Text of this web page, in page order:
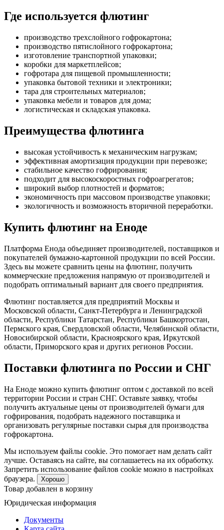
Где используется флютинг
производство трехслойного гофрокартона;
производство пятислойного гофрокартона;
изготовление транспортной упаковки;
коробки для маркетплейсов;
гофротара для пищевой промышленности;
упаковка бытовой техники и электроники;
тара для строительных материалов;
упаковка мебели и товаров для дома;
логистическая и складская упаковка.
Преимущества флютинга
высокая устойчивость к механическим нагрузкам;
эффективная амортизация продукции при перевозке;
стабильное качество гофрирования;
подходит для высокоскоростных гофроагрегатов;
широкий выбор плотностей и форматов;
экономичность при массовом производстве упаковки;
экологичность и возможность вторичной переработки.
Купить флютинг на Еноде
Платформа Енода объединяет производителей, поставщиков и
покупателей бумажно-картонной продукции по всей России.
Здесь вы можете сравнить цены на флютинг, получить
коммерческие предложения напрямую от производителей и
подобрать оптимальный вариант для своего предприятия.
Флютинг поставляется для предприятий Москвы и
Московской области, Санкт-Петербурга и Ленинградской
области, Республики Татарстан, Республики Башкортостан,
Пермского края, Свердловской области, Челябинской области,
Новосибирской области, Красноярского края, Иркутской
области, Приморского края и других регионов России.
Поставки флютинга по России и СНГ
На Еноде можно купить флютинг оптом с доставкой по всей
территории России и стран СНГ. Оставьте заявку, чтобы
получить актуальные цены от производителей бумаги для
гофрирования, подобрать надежного поставщика и
организовать регулярные поставки сырья для производства
гофрокартона.
Мы используем файлы cookie. Это помогает нам делать сайт
лучше. Оставаясь на сайте, вы соглашаетесь на их обработку.
Запретить использование файлов cookie можно в настройках
браузера.
Хорошо
Товар добавлен в корзину
Юридическая информация
Документы